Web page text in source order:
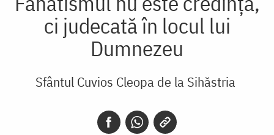
ci judecată în locul lui
Dumnezeu
Sfântul Cuvios Cleopa de la Sihăstria